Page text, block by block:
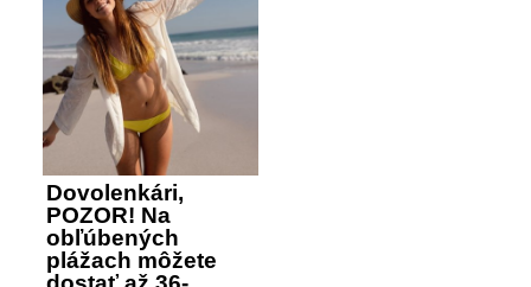
Dovolenkári,
POZOR! Na
obľúbených
plážach môžete